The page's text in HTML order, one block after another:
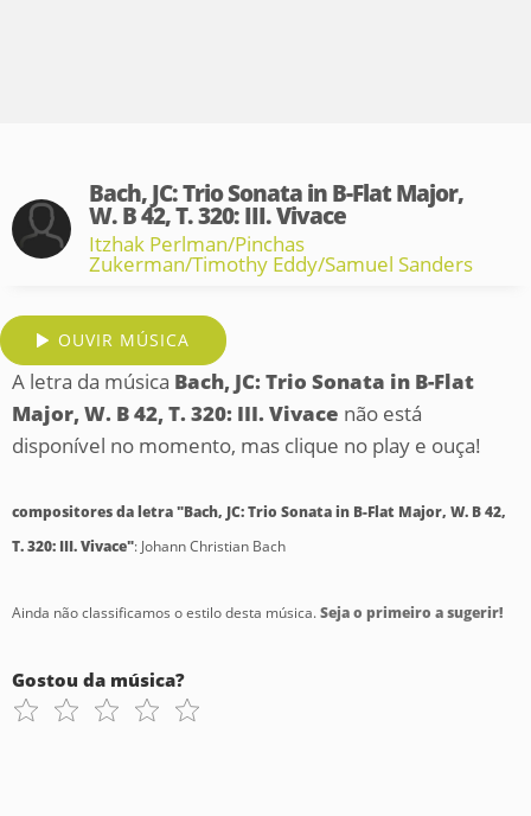
Bach, JC: Trio Sonata in B-Flat Major,
W. B 42, T. 320: III. Vivace
Itzhak Perlman/Pinchas
Zukerman/Timothy Eddy/Samuel Sanders
OUVIR MÚSICA
A letra da música Bach, JC: Trio Sonata in B-Flat
Major, W. B 42, T. 320: III. Vivace não está
disponível no momento, mas clique no play e ouça!
compositores da letra "Bach, JC: Trio Sonata in B-Flat Major, W. B 42,
T. 320: III. Vivace": Johann Christian Bach
Ainda não classificamos o estilo desta música.Seja o primeiro a sugerir!
Gostou da música?